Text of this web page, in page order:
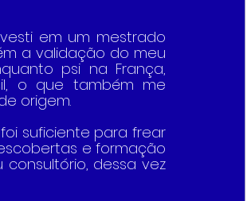
em um mestrado
a validação do meu
psi na França,
o que também me
origem.
suficiente para frear
e formação
dessa vez